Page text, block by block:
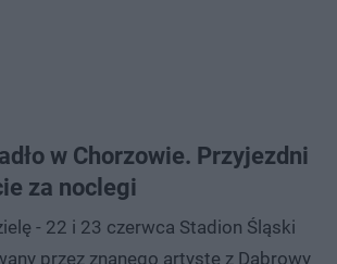
w Chorzowie. Przyjezdni
za noclegi
- 22 i 23 czerwca Stadion Śląski
przez znanego artystę z Dąbrowy